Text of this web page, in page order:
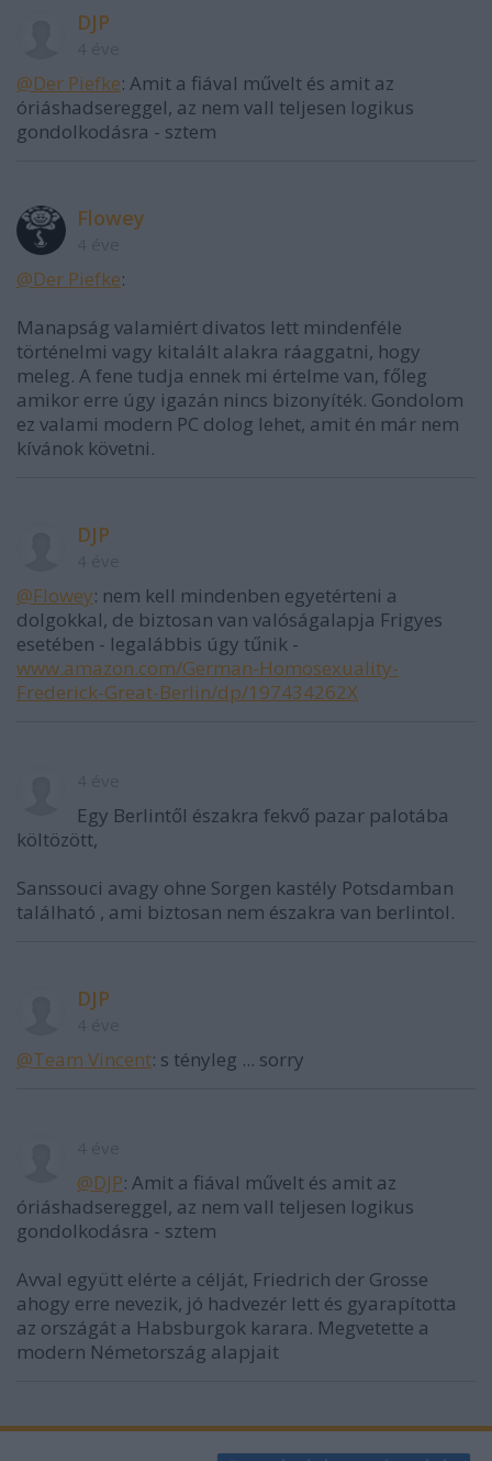
DJP
@Der Piefke: Amit a fiával művelt és amit az
óriáshadsereggel, az nem vall teljesen logikus
gondolkodásra - sztem
Flowey
@Der Piefke:
Manapság valamiért divatos lett mindenféle
történelmi vagy kitalált alakra ráaggatni, hogy
meleg. A fene tudja ennek mi értelme van, főleg
amikor erre úgy igazán nincs bizonyíték. Gondolom
ez valami modern PC dolog lehet, amit én már nem
kívánok követni.
DJP
@Flowey: nem kell mindenben egyetérteni a
dolgokkal, de biztosan van valóságalapja Frigyes
esetében - legalábbis úgy tűnik -
www.amazon.com/German-Homosexuality-
Frederick-Great-Berlin/dp/197434262X
Egy Berlintől északra fekvő pazar palotába
költözött,
Sanssouci avagy ohne Sorgen kastély Potsdamban
található , ami biztosan nem északra van berlintol.
DJP
@Team Vincent: s tényleg ... sorry
@DJP: Amit a fiával művelt és amit az
óriáshadsereggel, az nem vall teljesen logikus
gondolkodásra - sztem
Avval együtt elérte a célját, Friedrich der Grosse
ahogy erre nevezik, jó hadvezér lett és gyarapította
az országát a Habsburgok karara. Megvetette a
modern Németország alapjait